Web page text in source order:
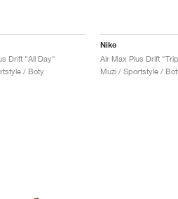
Drift "All Day"
/ Boty
Nike
Air Max Plus Drift
Muži / Sportstyle /